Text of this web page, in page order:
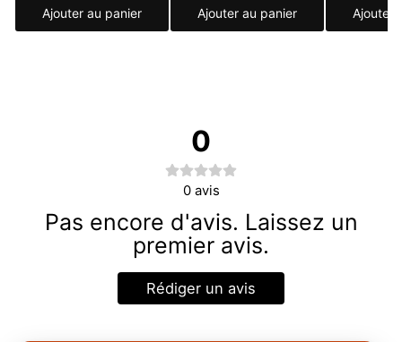
Ajouter au panier Ajouter au panier Ajouter
0
0 avis
Pas encore d'avis. Laissez un
premier avis.
Rédiger un avis